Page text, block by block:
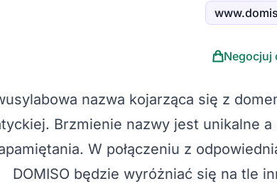
Negocjuj
nazwa kojarząca się z
Brzmienie nazwy jest unikalne
W połączeniu z
DOMISO będzie wyróżniać się na tle